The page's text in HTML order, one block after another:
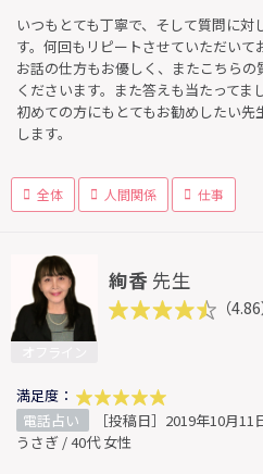
いつもとても丁寧で、そして質問に対
す。何回もリピートさせていただいて
お話の仕方もお優しく、またこちら
くださいます。また答えも当たってま
初めての方にもとてもお勧めしたい
します。
全体 人間関係 仕事
絢香 先生
（4.86
満足度：
電話占い
［投稿日］2019年10月11
うさぎ / 40代 女性